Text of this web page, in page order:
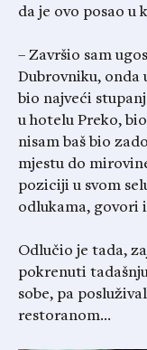
da je ovo posao u
– Završio sam
Dubrovniku, onda
bio najveći
u hotelu Preko,
nisam baš bio
mjestu do
poziciji u svom
odlukama, govori
Odlučio je tada,
pokrenuti
sobe, pa
restoranom…